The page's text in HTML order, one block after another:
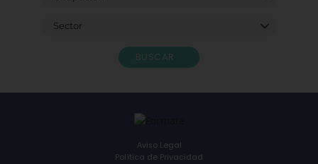
BUSCAR
Aviso Legal
Política de Privacidad